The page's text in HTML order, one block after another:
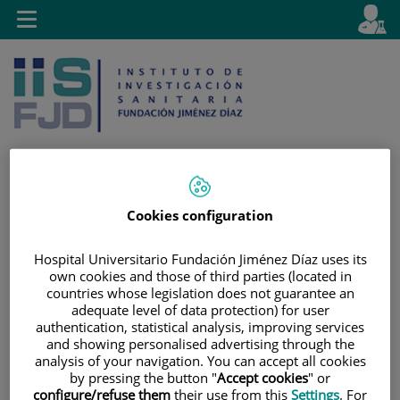
Saltar al contenido
contenido
idioma
activo
es
Toggle
navigation
Cookies configuration
Hospital Universitario Fundación Jiménez Díaz uses its
own cookies and those of third parties (located in
countries whose legislation does not guarantee an
adequate level of data protection) for user
authentication, statistical analysis, improving services
and showing personalised advertising through the
analysis of your navigation. You can accept all cookies
by pressing the button "Accept cookies" or
configure/refuse them their use from this Settings. For